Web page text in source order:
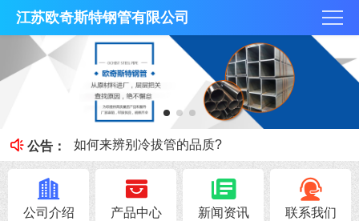
江苏欧奇斯特钢管有限公司
公告：
冷拔管的光亮度特征
冷拔管对比热轧管有什么区别
如何来辨别冷拔管的品质?
钢管知识----冷拔管和热轧管区别
无锡不锈钢焊管原料的加工性能
公司介绍 产品中心 新闻资讯 联系我们